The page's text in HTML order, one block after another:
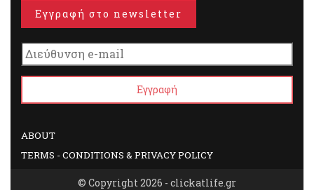
Εγγραφή στο newsletter
ABOUT
TERMS - CONDITIONS & PRIVACY POLICY
© Copyright 2026 - clickatlife.gr